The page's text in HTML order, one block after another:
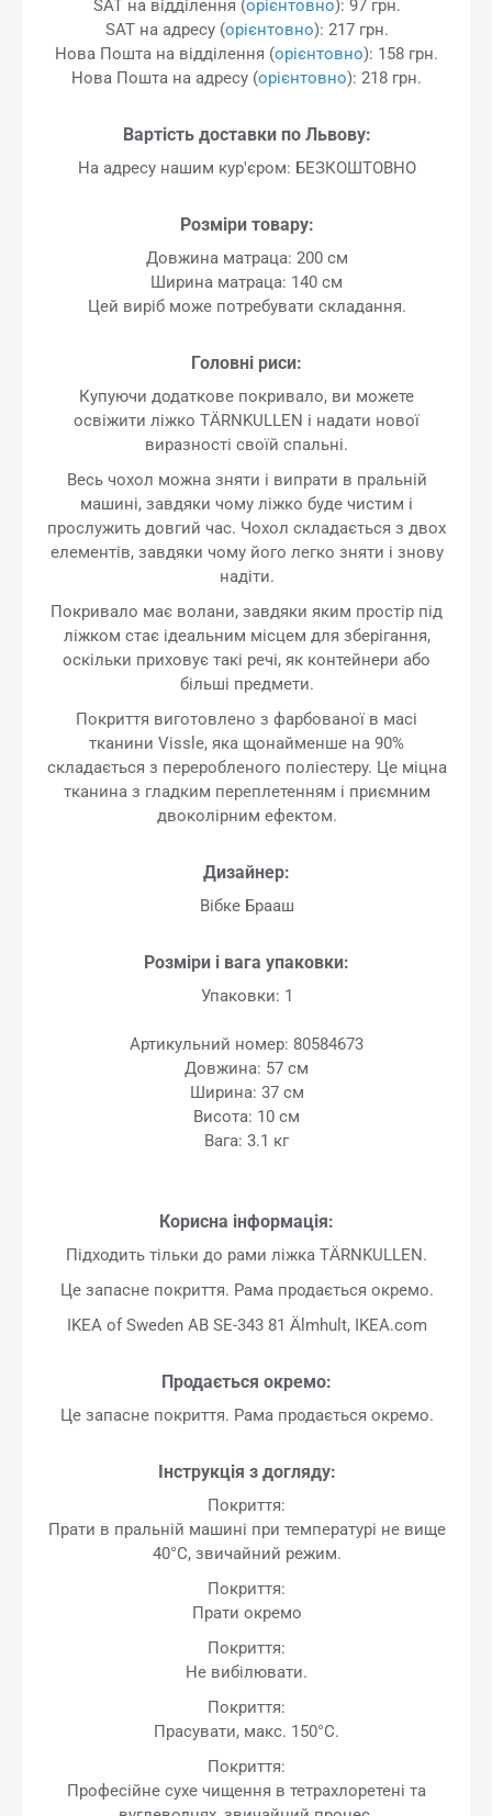
SAT на відділення (орієнтовно): 97 грн.
SAT на адресу (орієнтовно): 217 грн.
Нова Пошта на відділення (орієнтовно): 158 грн.
Нова Пошта на адресу (орієнтовно): 218 грн.
Вартість доставки по Львову:
На адресу нашим кур'єром: БЕЗКОШТОВНО
Розміри товару:
Довжина матраца: 200 см
Ширина матраца: 140 см
Цей виріб може потребувати складання.
Головні риси:
Купуючи додаткове покривало, ви можете
освіжити ліжко TÄRNKULLEN і надати нової
виразності своїй спальні.
Весь чохол можна зняти і випрати в пральній
машині, завдяки чому ліжко буде чистим і
прослужить довгий час. Чохол складається з двох
елементів, завдяки чому його легко зняти і знову
надіти.
Покривало має волани, завдяки яким простір під
ліжком стає ідеальним місцем для зберігання,
оскільки приховує такі речі, як контейнери або
більші предмети.
Покриття виготовлено з фарбованої в масі
тканини Vissle, яка щонайменше на 90%
складається з переробленого поліестеру. Це міцна
тканина з гладким переплетенням і приємним
двоколірним ефектом.
Дизайнер:
Вібке Брааш
Розміри і вага упаковки:
Упаковки: 1
Артикульний номер: 80584673
Довжина: 57 см
Ширина: 37 см
Висота: 10 см
Вага: 3.1 кг
Корисна інформація:
Підходить тільки до рами ліжка TÄRNKULLEN.
Це запасне покриття. Рама продається окремо.
IKEA of Sweden AB SE-343 81 Älmhult, IKEA.com
Продається окремо:
Це запасне покриття. Рама продається окремо.
Інструкція з догляду:
Покриття:
Прати в пральній машині при температурі не вище
40°C, звичайний режим.
Покриття:
Прати окремо
Покриття:
Не вибілювати.
Покриття:
Прасувати, макс. 150°C.
Покриття:
Професійне сухе чищення в тетрахлоретені та